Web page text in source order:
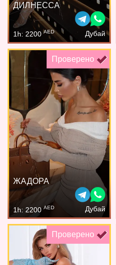
ДИЛНЕССА
1h: 2200AED Дубай
Проверено
ЖАДОРА
1h: 2200AED Дубай
Проверено